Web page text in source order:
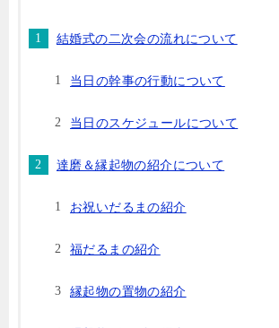
結婚式の二次会の流れについて
当日の幹事の行動について
当日のスケジュールについて
達磨＆縁起物の紹介について
お祝いだるまの紹介
福だるまの紹介
縁起物の置物の紹介